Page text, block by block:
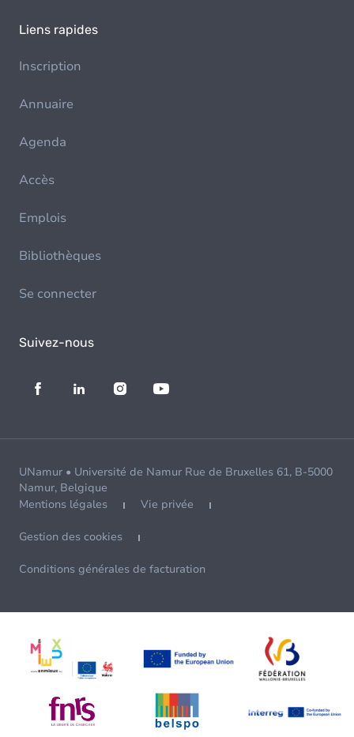
Liens rapides
Inscription
Annuaire
Agenda
Accès
Emplois
Bibliothèques
Se connecter
Suivez-nous
UNamur • Université de Namur Rue de Bruxelles 61, B-5000
Namur, Belgique
Mentions légales
Vie privée
Gestion des cookies
Conditions générales de facturation